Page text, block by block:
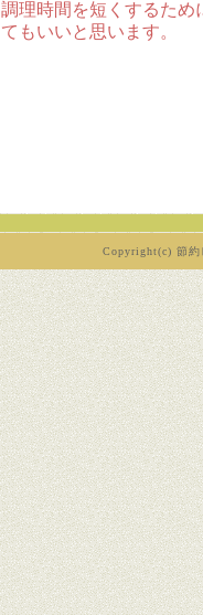
調理時間を短くするため
てもいいと思います。
Copyright(c) 節